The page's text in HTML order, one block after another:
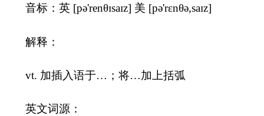
音标：英 [pə'renθɪsaɪz] 美 [pə'rɛnθə,saɪz]
解释：
vt. 加插入语于…；将…加上括弧
英文词源：